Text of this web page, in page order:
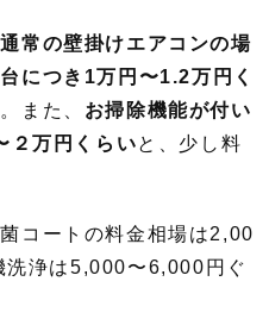
通常の壁掛けエアコンの場
につき1万円〜1.2万円く
また、 お掃除機能が付い
２万円くらいと、少し料
コートの料金相場は2,00
浄は5,000〜6,000円ぐ